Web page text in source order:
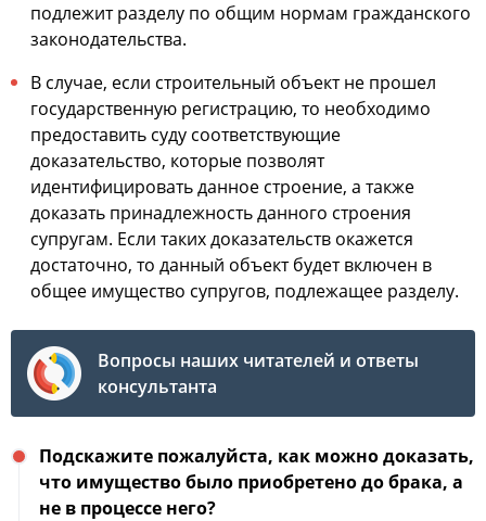
подлежит разделу по общим нормам гражданского
законодательства.
В случае, если строительный объект не прошел
государственную регистрацию, то необходимо
предоставить суду соответствующие
доказательство, которые позволят
идентифицировать данное строение, а также
доказать принадлежность данного строения
супругам. Если таких доказательств окажется
достаточно, то данный объект будет включен в
общее имущество супругов, подлежащее разделу.
Вопросы наших читателей и ответы
консультанта
Подскажите пожалуйста, как можно доказать,
что имущество было приобретено до брака, а
не в процессе него?